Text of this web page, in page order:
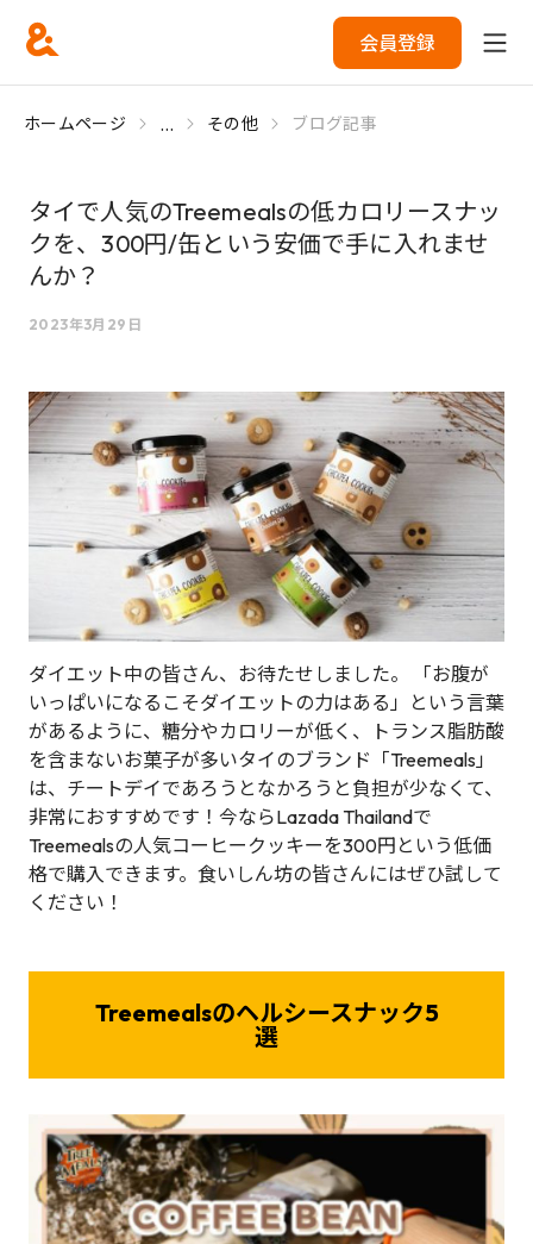
会員登録
ホームページ ... その他 ブログ記事
タイで人気のTreemealsの低カロリースナッ
クを、300円/缶という安価で手に入れませ
んか？
2023年3月29日
ダイエット中の皆さん、お待たせしました。 「お腹が
いっぱいになるこそダイエットの力はある」という言葉
があるように、糖分やカロリーが低く、トランス脂肪酸
を含まないお菓子が多いタイのブランド「Treemeals」
は、チートデイであろうとなかろうと負担が少なくて、
非常におすすめです！今ならLazada Thailandで
Treemealsの人気コーヒークッキーを300円という低価
格で購入できます。食いしん坊の皆さんにはぜひ試して
ください！
Treemealsのヘルシースナック5
選